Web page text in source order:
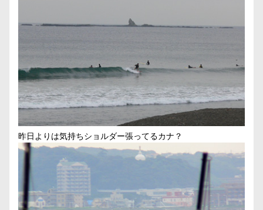
昨日よりは気持ちショルダー張ってるカナ？